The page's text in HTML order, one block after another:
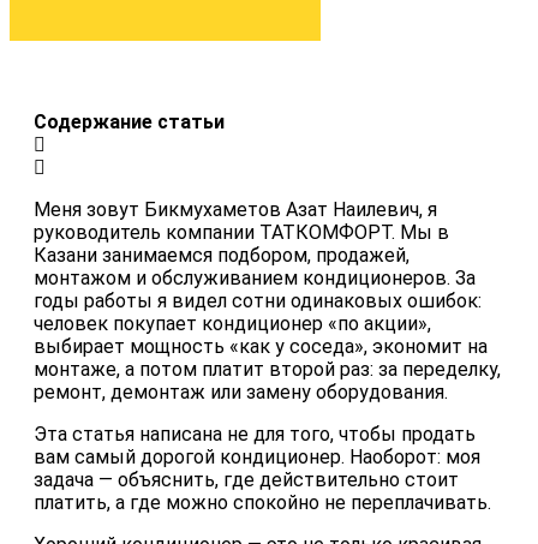
Содержание статьи
Меня зовут Бикмухаметов Азат Наилевич, я
руководитель компании ТАТКОМФОРТ. Мы в
Казани занимаемся подбором, продажей,
монтажом и обслуживанием кондиционеров. За
годы работы я видел сотни одинаковых ошибок:
человек покупает кондиционер «по акции»,
выбирает мощность «как у соседа», экономит на
монтаже, а потом платит второй раз: за переделку,
ремонт, демонтаж или замену оборудования.
Эта статья написана не для того, чтобы продать
вам самый дорогой кондиционер. Наоборот: моя
задача — объяснить, где действительно стоит
платить, а где можно спокойно не переплачивать.